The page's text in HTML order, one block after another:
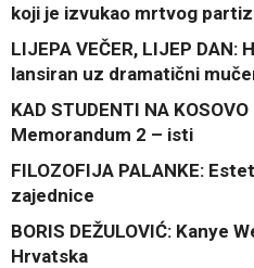
koji je izvukao mrtvog
LIJEPA VEČER, LIJEP
lansiran uz dramatični
KAD STUDENTI NA
Memorandum 2 – isti
FILOZOFIJA PALANKE:
zajednice
BORIS DEŽULOVIĆ: Kanye
Hrvatska